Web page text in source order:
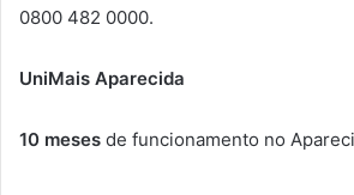
0800 482 0000.
UniMais Aparecida
10 meses de funcionamento no